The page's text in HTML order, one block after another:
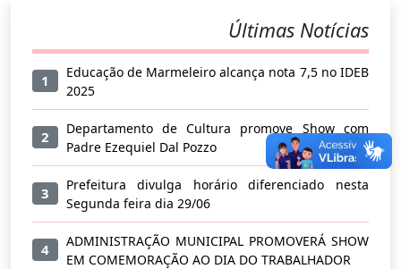
Últimas Notícias
1
Educação de Marmeleiro alcança nota 7,5 no IDEB
2025
2
Departamento de Cultura promove Show com
Padre Ezequiel Dal Pozzo
3
Prefeitura divulga horário diferenciado nesta
Segunda feira dia 29/06
4
ADMINISTRAÇÃO MUNICIPAL PROMOVERÁ SHOW
EM COMEMORAÇÃO AO DIA DO TRABALHADOR